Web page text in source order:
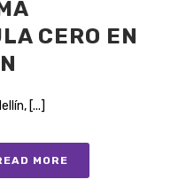
CERO EN
[...]
MORE